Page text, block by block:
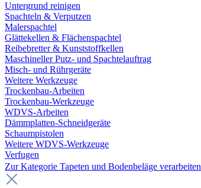
Untergrund reinigen
Spachteln & Verputzen
Malerspachtel
Glättekellen & Flächenspachtel
Reibebretter & Kunststoffkellen
Maschineller Putz- und Spachtelauftrag
Misch- und Rührgeräte
Weitere Werkzeuge
Trockenbau-Arbeiten
Trockenbau-Werkzeuge
WDVS-Arbeiten
Dämmplatten-Schneidgeräte
Schaumpistolen
Weitere WDVS-Werkzeuge
Verfugen
Zur Kategorie Tapeten und Bodenbeläge verarbeiten